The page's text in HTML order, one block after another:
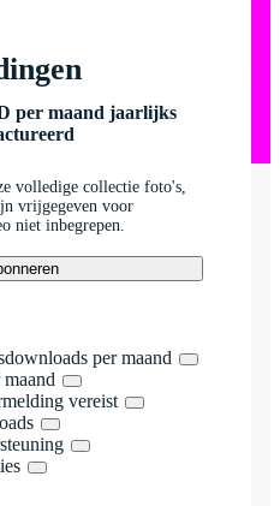
per maand jaarlijks
volledige collectie foto's,
vrijgegeven voor
niet inbegrepen.
per maand
vereist